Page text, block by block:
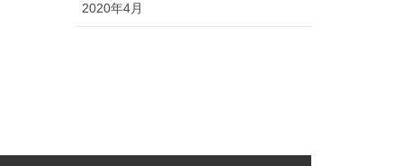
2020年4月